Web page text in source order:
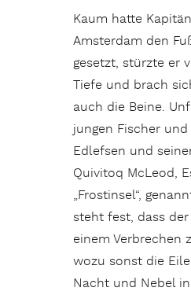
Kaum hatte
Amsterdam den
gesetzt, stürzte er
Tiefe und brach
auch die Beine.
jungen Fischer und
Edlefsen und
Quivitoq McLeod,
„Frostinsel“,
steht fest, dass
einem Verbrechen
wozu sonst die
Nacht und Nebel